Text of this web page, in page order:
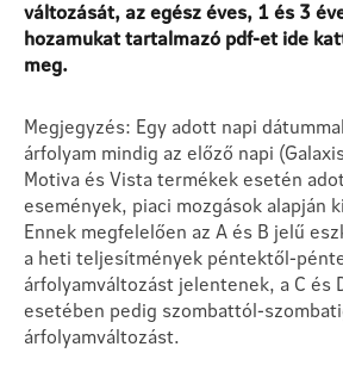
változását, az egész éves, 1 és 3
hozamukat tartalmazó pdf-et ide
meg.
Megjegyzés: Egy adott napi
árfolyam mindig az előző napi
Motiva és Vista termékek esetén
események, piaci mozgások alapján
Ennek megfelelően az A és B jelű
a heti teljesítmények péntektől-
árfolyamváltozást jelentenek, a C és
esetében pedig szombattól-
árfolyamváltozást.